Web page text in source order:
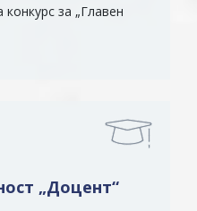
за „Главен
„Доцент“